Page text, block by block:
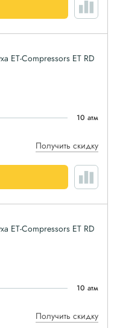
ET-Compressors ET RD
10 атм
Получить скидку
ET-Compressors ET RD
10 атм
Получить скидку